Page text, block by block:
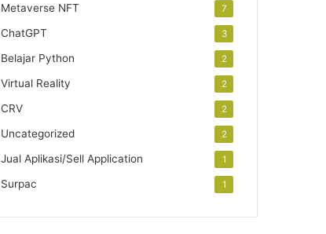
Metaverse NFT 7
ChatGPT 3
Belajar Python 2
Virtual Reality 2
CRV 2
Uncategorized 2
Jual Aplikasi/Sell Application 1
Surpac 1